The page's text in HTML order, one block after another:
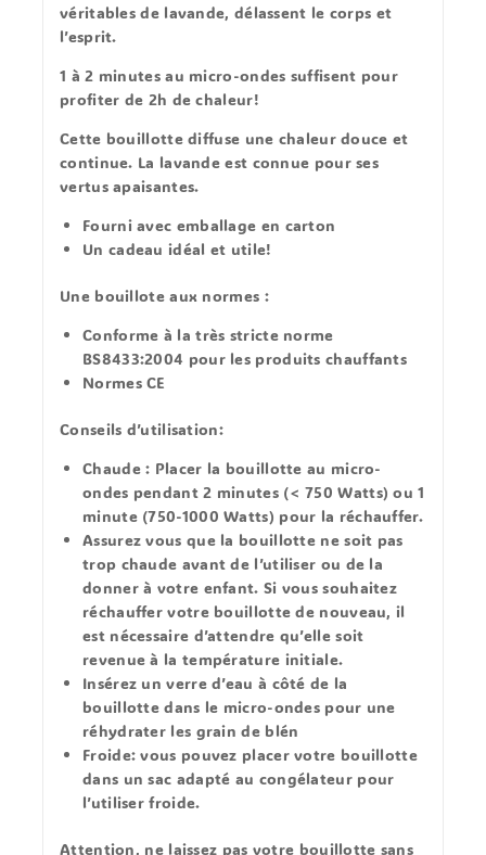
véritables de lavande, délassent le corps et
l’esprit.
1 à 2 minutes au micro-ondes suffisent pour
profiter de 2h de chaleur!
Cette bouillotte diffuse une chaleur douce et
continue. La lavande est connue pour ses
vertus apaisantes.
Fourni avec emballage en carton
Un cadeau idéal et utile!
Une bouillote aux normes :
Conforme à la très stricte norme
BS8433:2004 pour les produits chauffants
Normes CE
Conseils d’utilisation:
Chaude : Placer la bouillotte au micro-
ondes pendant 2 minutes (< 750 Watts) ou 1
minute (750-1000 Watts) pour la réchauffer.
Assurez vous que la bouillotte ne soit pas
trop chaude avant de l’utiliser ou de la
donner à votre enfant. Si vous souhaitez
réchauffer votre bouillotte de nouveau, il
est nécessaire d’attendre qu’elle soit
revenue à la température initiale.
Insérez un verre d’eau à côté de la
bouillotte dans le micro-ondes pour une
réhydrater les grain de blén
Froide: vous pouvez placer votre bouillotte
dans un sac adapté au congélateur pour
l’utiliser froide.
Attention, ne laissez pas votre bouillotte sans